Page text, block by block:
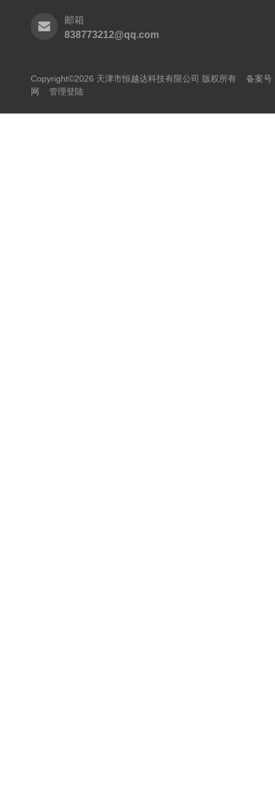
邮箱
838773212@qq.com
Copyright©2026 天津市恒越达科技有限公司 版权所有 备案号
网
管理登陆